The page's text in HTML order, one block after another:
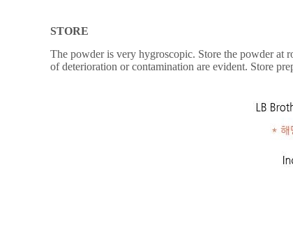
STORE
The powder is very hygroscopic. Store the powder at
of deterioration or contamination are evident. Store